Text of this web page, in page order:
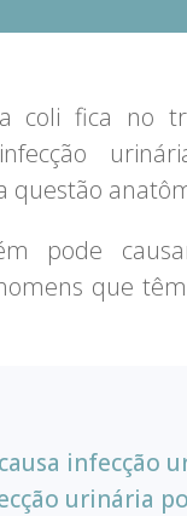
coli fica no
questão
pode
que
infecção
urinária